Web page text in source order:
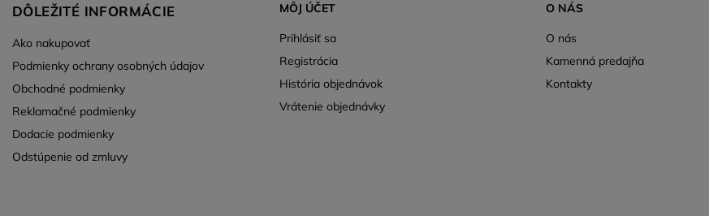
DÔLEŽITÉ INFORMÁCIE
Ako nakupovať
Podmienky ochrany osobných údajov
Obchodné podmienky
Reklamačné podmienky
Dodacie podmienky
Odstúpenie od zmluvy
MÔJ ÚČET
Prihlásiť sa
Registrácia
História objednávok
Vrátenie objednávky
O NÁS
O nás
Kamenná predajňa
Kontakty